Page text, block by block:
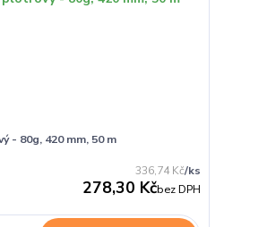
- 80g, 420 mm, 50 m
336,74 Kč/ks
278,30 Kčbez DPH